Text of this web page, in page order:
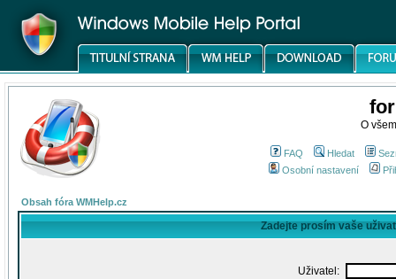
O
FAQ Hledat
Osobní nastavení
Obsah fóra WMHelp.cz
Zadejte prosím vaše
Uživatel: